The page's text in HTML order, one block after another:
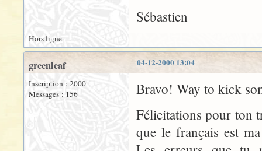
Sébastien
Hors ligne
04-12-2000 13:04
greenleaf
Inscription : 2000
Messages : 156
Bravo! Way to kick
Félicitations pour ton
que le français est